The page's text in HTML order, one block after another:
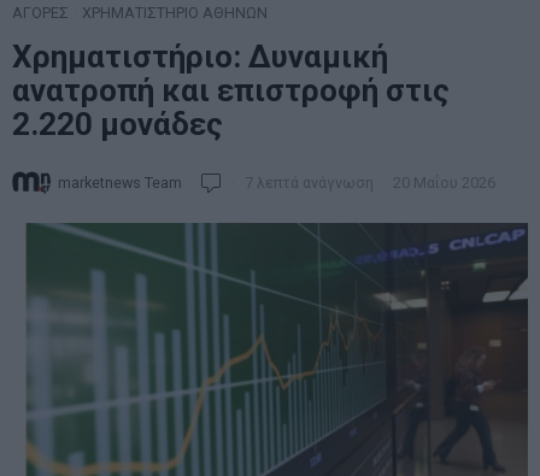
ΑΓΟΡΕΣ ΧΡΗΜΑΤΙΣΤΗΡΙΟ ΑΘΗΝΩΝ
Χρηματιστήριο: Δυναμική
ανατροπή και επιστροφή στις
2.220 μονάδες
marketnews Team 7 λεπτά ανάγνωση 20 Μαΐου 2026